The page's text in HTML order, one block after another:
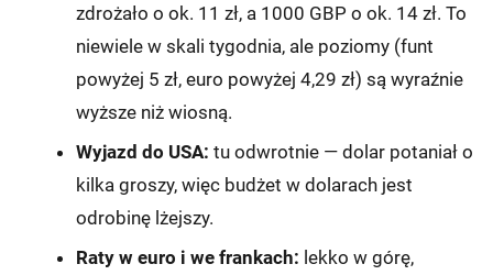
zdrożało o ok. 11 zł, a 1000 GBP o ok. 14 zł. To
niewiele w skali tygodnia, ale poziomy (funt
powyżej 5 zł, euro powyżej 4,29 zł) są wyraźnie
wyższe niż wiosną.
Wyjazd do USA: tu odwrotnie — dolar potaniał o
kilka groszy, więc budżet w dolarach jest
odrobinę lżejszy.
Raty w euro i we frankach: lekko w górę,